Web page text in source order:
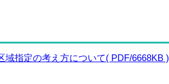
指定の考え方について( PDF/6668KB )